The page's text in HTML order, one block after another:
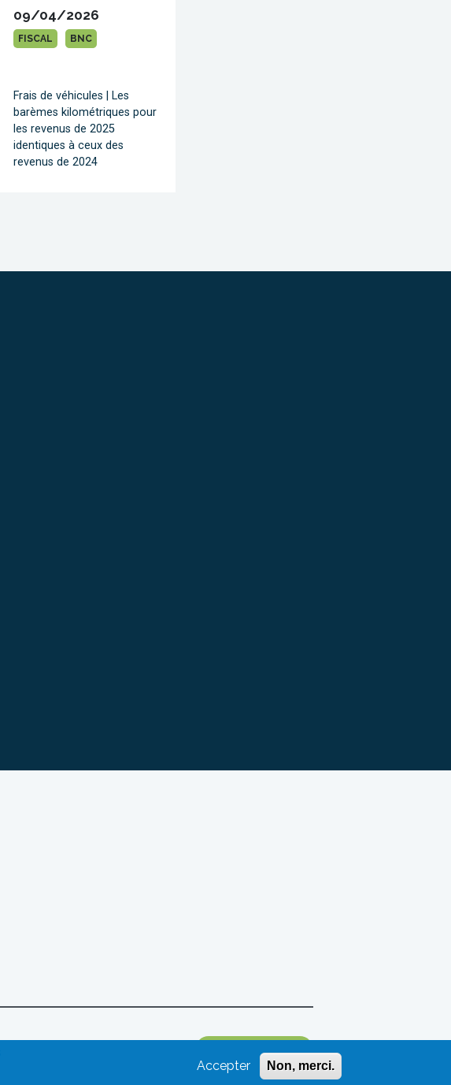
09/04/2026
FISCAL BNC
Frais de véhicules | Les
barèmes kilométriques pour
les revenus de 2025
identiques à ceux des
revenus de 2024
JE M'INSCRIS
Accepter Non, merci.